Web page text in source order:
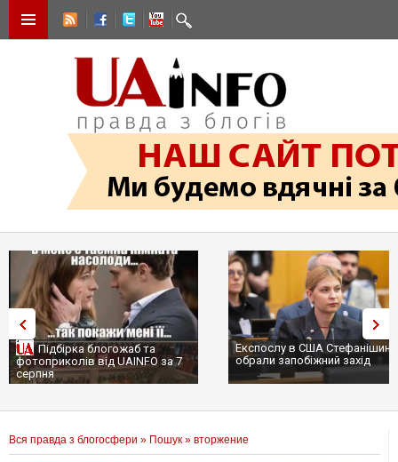
Підбірка блогожаб та
фотоприколів від UAINFO за 7
серпня
Експослу в США
обрали запобіжний захід
Вся правда з блогосфери » Пошук » вторжение